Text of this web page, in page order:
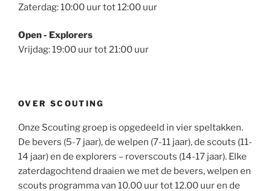
Zaterdag: 10:00 uur tot 12:00 uur
Open - Explorers
Vrijdag: 19:00 uur tot 21:00 uur
OVER SCOUTING
Onze Scouting groep is opgedeeld in vier speltakken.
De bevers (5-7 jaar), de welpen (7-11 jaar), de scouts (11-
14 jaar) en de explorers – roverscouts (14-17 jaar). Elke
zaterdagochtend draaien we met de bevers, welpen en
scouts programma van 10.00 uur tot 12.00 uur en de